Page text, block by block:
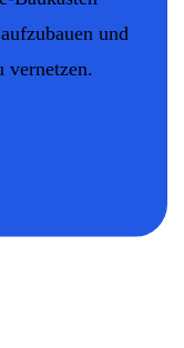
und
vernetzen.